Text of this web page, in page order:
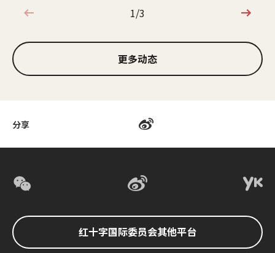
分享
1/3
1/3
更多动态
红十字国际委员会其他平台